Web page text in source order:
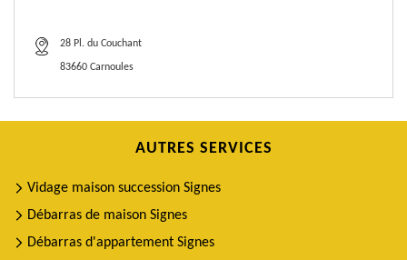
28 Pl. du Couchant
83660 Carnoules
AUTRES SERVICES
Vidage maison succession Signes
Débarras de maison Signes
Débarras d'appartement Signes